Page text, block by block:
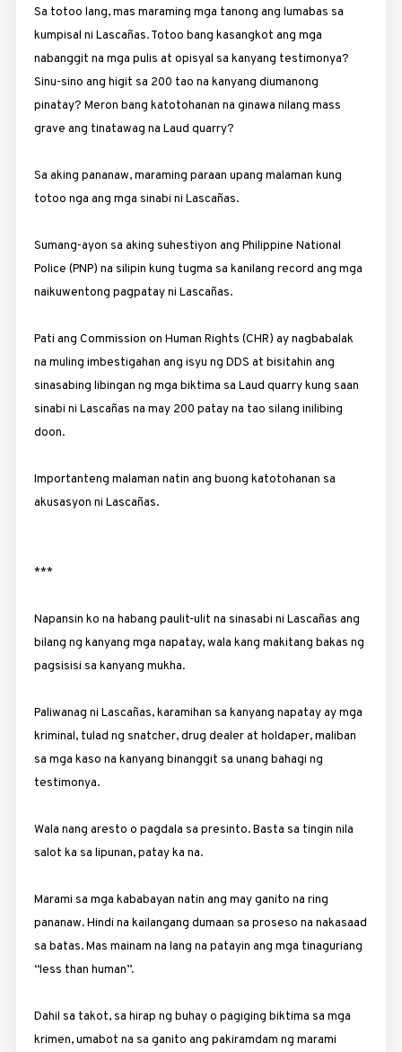
Sa totoo lang, mas maraming mga tanong ang lumabas sa
kumpisal ni Lascañas. Totoo bang kasangkot ang mga
nabanggit na mga pulis at opisyal sa kanyang testimonya?
Sinu-sino ang higit sa 200 tao na kanyang diumanong
pinatay? Meron bang katotohanan na ginawa nilang mass
grave ang tinatawag na Laud quarry?
Sa aking pananaw, maraming paraan upang malaman kung
totoo nga ang mga sinabi ni Lascañas.
Sumang-ayon sa aking suhestiyon ang Philippine National
Police (PNP) na silipin kung tugma sa kanilang record ang mga
naikuwentong pagpatay ni Lascañas.
Pati ang Commission on Human Rights (CHR) ay nagbabalak
na muling imbestigahan ang isyu ng DDS at bisitahin ang
sinasabing libingan ng mga biktima sa Laud quarry kung saan
sinabi ni Lascañas na may 200 patay na tao silang inilibing
doon.
Importanteng malaman natin ang buong katotohanan sa
akusasyon ni Lascañas.
***
Napansin ko na habang paulit-ulit na sinasabi ni Lascañas ang
bilang ng kanyang mga napatay, wala kang makitang bakas ng
pagsisisi sa kanyang mukha.
Paliwanag ni Lascañas, karamihan sa kanyang napatay ay mga
kriminal, tulad ng snatcher, drug dealer at holdaper, maliban
sa mga kaso na kanyang binanggit sa unang bahagi ng
testimonya.
Wala nang aresto o pagdala sa presinto. Basta sa tingin nila
salot ka sa lipunan, patay ka na.
Marami sa mga kababayan natin ang may ganito na ring
pananaw. Hindi na kailangang dumaan sa proseso na nakasaad
sa batas. Mas mainam na lang na patayin ang mga tinaguriang
“less than human”.
Dahil sa takot, sa hirap ng buhay o pagiging biktima sa mga
krimen, umabot na sa ganito ang pakiramdam ng marami